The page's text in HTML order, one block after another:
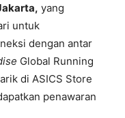
yang
untuk
dengan antar
Global Running
di ASICS Store
penawaran